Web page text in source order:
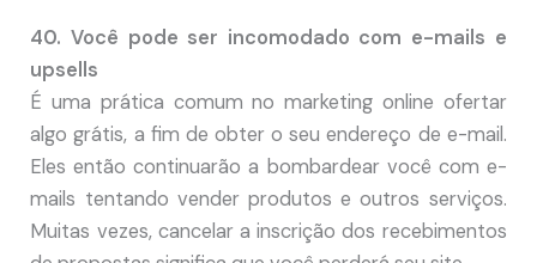
40. Você pode ser incomodado com e-mails e
upsells
É uma prática comum no marketing online ofertar
algo grátis, a fim de obter o seu endereço de e-mail.
Eles então continuarão a bombardear você com e-
mails tentando vender produtos e outros serviços.
Muitas vezes, cancelar a inscrição dos recebimentos